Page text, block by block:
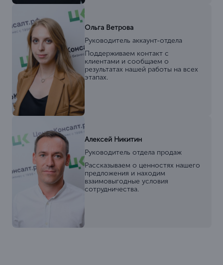
Ольга Ветрова
Руководитель аккаунт-отдела
Поддерживаем контакт с
клиентами и сообщаем о
результатах нашей работы на всех
этапах.
Алексей Никитин
Руководитель отдела продаж
Рассказываем о ценностях нашего
предложения и находим
взаимовыгодные условия
сотрудничества.